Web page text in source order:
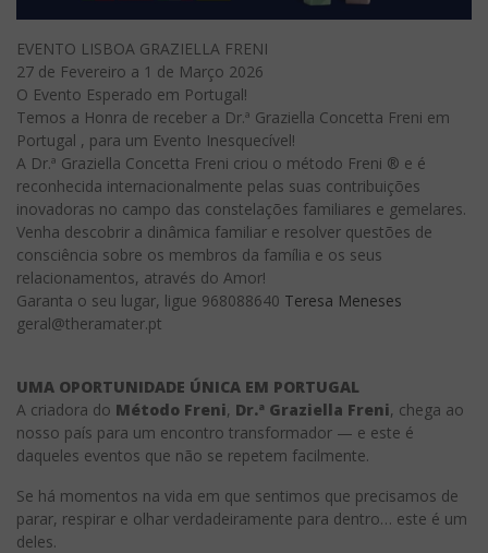
EVENTO LISBOA GRAZIELLA FRENI
27 de Fevereiro a 1 de Março 2026
O Evento Esperado em Portugal!
Temos a Honra de receber a Dr.ª Graziella Concetta Freni em
Portugal , para um Evento Inesquecível!
A Dr.ª Graziella Concetta Freni criou o método Freni ® e é
reconhecida internacionalmente pelas suas contribuições
inovadoras no campo das constelações familiares e gemelares.
Venha descobrir a dinâmica familiar e resolver questões de
consciência sobre os membros da família e os seus
relacionamentos, através do Amor!
Garanta o seu lugar, ligue 968088640 Teresa Meneses
geral@theramater.pt
UMA OPORTUNIDADE ÚNICA EM PORTUGAL
A criadora do Método Freni, Dr.ª Graziella Freni, chega ao
nosso país para um encontro transformador — e este é
daqueles eventos que não se repetem facilmente.
Se há momentos na vida em que sentimos que precisamos de
parar, respirar e olhar verdadeiramente para dentro… este é um
deles.